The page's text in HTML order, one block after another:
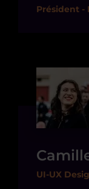
Président -
UI-UX